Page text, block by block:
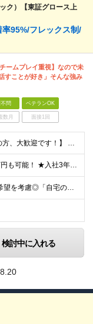
ク）【東証グロース上
95%/フレックス制/
ームプレイ重視】なので未
すことが好き」そんな強み
問 ベテランOK
数月 面接1回
【「人が好き」な未経験の方、大歓迎です！】 ●学歴不問 ●経験不問 ★こんな方にピッタリの職場です！ ・ノルマに追われず、お客様に寄り添う仕事がしたい方 ・チームワークを大切にし、周囲と協力して働け
★固定給だけで年収524万円も可能！ ★入社3年目で年収650万円も！ 月給29万円～51万円（店舗手当・営業手当など一律手当含む）＋他各種手当＋決算賞与あり（会社業績による※2025年度実績あり）
＼全国97店舗で募集中！希望を考慮◎「自宅の近くで働きたい」もOK／ 【希望勤務地を考慮】全97店舗／北海道・東京・神奈川・千葉・埼玉・石川・静岡・愛知・大阪・兵庫・福岡の『保険クリニック』直営店
検討中に入れる